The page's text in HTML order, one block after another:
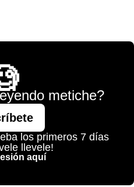
metiche?
los primeros 7 días
llevele!
aquí